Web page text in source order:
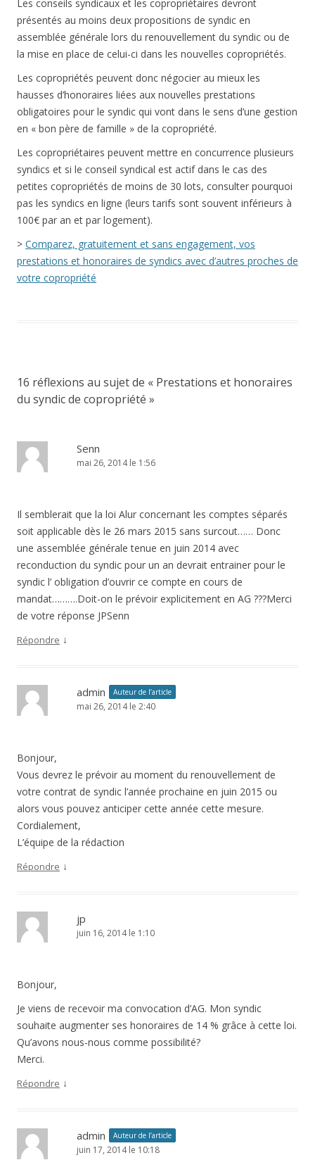
Les conseils syndicaux et les copropriétaires devront
présentés au moins deux propositions de syndic en
assemblée générale lors du renouvellement du syndic ou de
la mise en place de celui-ci dans les nouvelles copropriétés.
Les copropriétés peuvent donc négocier au mieux les
hausses d’honoraires liées aux nouvelles prestations
obligatoires pour le syndic qui vont dans le sens d’une gestion
en « bon père de famille » de la copropriété.
Les copropriétaires peuvent mettre en concurrence plusieurs
syndics et si le conseil syndical est actif dans le cas des
petites copropriétés de moins de 30 lots, consulter pourquoi
pas les syndics en ligne (leurs tarifs sont souvent inférieurs à
100€ par an et par logement).
> Comparez, gratuitement et sans engagement, vos
prestations et honoraires de syndics avec d’autres proches de
votre copropriété
16 réflexions au sujet de « Prestations et honoraires
du syndic de copropriété »
Senn
mai 26, 2014 le 1:56
Il semblerait que la loi Alur concernant les comptes séparés
soit applicable dès le 26 mars 2015 sans surcout…… Donc
une assemblée générale tenue en juin 2014 avec
reconduction du syndic pour un an devrait entrainer pour le
syndic l’ obligation d’ouvrir ce compte en cours de
mandat……….Doit-on le prévoir explicitement en AG ???Merci
de votre réponse JPSenn
Répondre ↓
admin Auteur de l’article
mai 26, 2014 le 2:40
Bonjour,
Vous devrez le prévoir au moment du renouvellement de
votre contrat de syndic l’année prochaine en juin 2015 ou
alors vous pouvez anticiper cette année cette mesure.
Cordialement,
L’équipe de la rédaction
Répondre ↓
jp
juin 16, 2014 le 1:10
Bonjour,
Je viens de recevoir ma convocation d’AG. Mon syndic
souhaite augmenter ses honoraires de 14 % grâce à cette loi.
Qu’avons nous-nous comme possibilité?
Merci.
Répondre ↓
admin Auteur de l’article
juin 17, 2014 le 10:18